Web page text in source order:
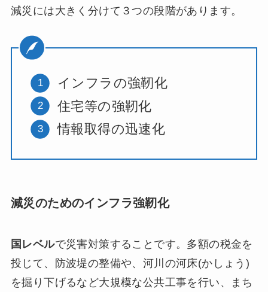
減災には大きく分けて３つの段階があります。
インフラの強靭化
住宅等の強靭化
情報取得の迅速化
減災のためのインフラ強靭化
国レベルで災害対策することです。多額の税金を
投じて、防波堤の整備や、河川の河床(かしょう)
を掘り下げるなど大規模な公共工事を行い、まち